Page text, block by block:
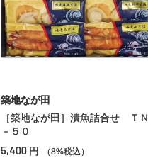
築地なが田
［築地なが田］漬魚詰合せ ＴＮ
－５０
5,400 円 （8%税込）